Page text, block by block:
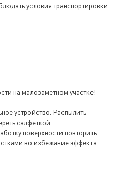
условия транспортировки
на малозаметном участке!
устройство. Распылить
салфеткой.
поверхности повторить.
во избежание эффекта